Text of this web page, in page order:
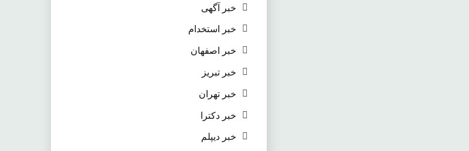
خبر آگهی
خبر استخدام
خبر اصفهان
خبر تبریز
خبر تهران
خبر دکترا
خبر دیپلم